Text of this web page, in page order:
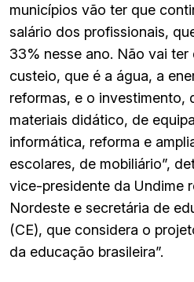
municípios vão ter que
salário dos profissionais,
33% nesse ano. Não vai ter
custeio, que é a água, a
reformas, e o investimento,
materiais didático, de
informática, reforma e
escolares, de mobiliário”,
vice-presidente da Undime
Nordeste e secretária de
(CE), que considera o
da educação brasileira”.